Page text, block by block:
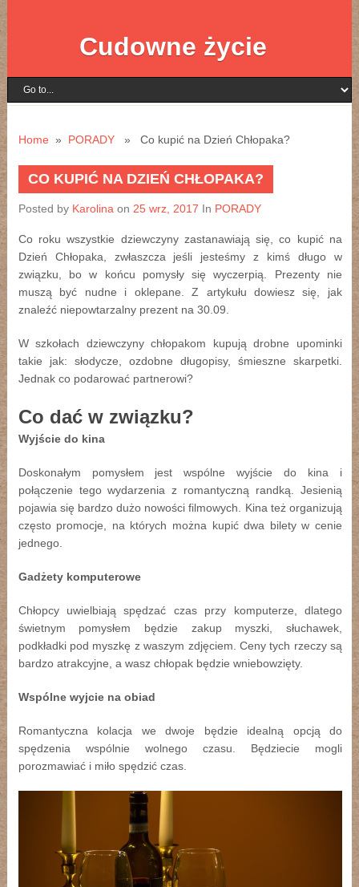
Cudowne życie
Home » PORADY» Co kupić na Dzień Chłopaka?
CO KUPIĆ NA DZIEŃ CHŁOPAKA?
Posted by Karolina on 25 wrz, 2017 In PORADY
Co roku wszystkie dziewczyny zastanawiają się, co kupić na
Dzień Chłopaka, zwłaszcza jeśli jesteśmy z kimś długo w
związku, bo w końcu pomysły się wyczerpią. Prezenty nie
muszą być nudne i oklepane. Z artykułu dowiesz się, jak
znaleźć niepowtarzalny prezent na 30.09.
W szkołach dziewczyny chłopakom kupują drobne upominki
takie jak: słodycze, ozdobne długopisy, śmieszne skarpetki.
Jednak co podarować partnerowi?
Co dać w związku?
Wyjście do kina
Doskonałym pomysłem jest wspólne wyjście do kina i
połączenie tego wydarzenia z romantyczną randką. Jesienią
pojawia się bardzo dużo nowości filmowych. Kina też organizują
często promocje, na których można kupić dwa bilety w cenie
jednego.
Gadżety komputerowe
Chłopcy uwielbiają spędzać czas przy komputerze, dlatego
świetnym pomysłem będzie zakup myszki, słuchawek,
podkładki pod myszkę z waszym zdjęciem. Ceny tych rzeczy są
bardzo atrakcyjne, a wasz chłopak będzie wniebowzięty.
Wspólne wyjcie na obiad
Romantyczna kolacja we dwoje będzie idealną opcją do
spędzenia wspólnie wolnego czasu. Będziecie mogli
porozmawiać i miło spędzić czas.